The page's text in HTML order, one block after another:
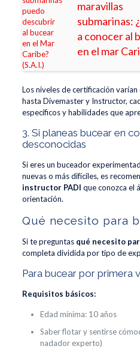
maravillas
submarinas:
a conocer al
en el mar
Los niveles de certificación
hasta Divemaster y Instructor,
específicos y habilidades que
3. Si planeas bucear en
desconocidas
Si eres un buceador
nuevas o más difíciles, es
instructor PADI que conozca el
orientación.
Qué necesito para
Si te preguntas qué necesito
completa dividida por tipo de
Para bucear por primera
Requisitos básicos:
Edad mínima: 10 años
Saber flotar y sentirse
nadador experto)